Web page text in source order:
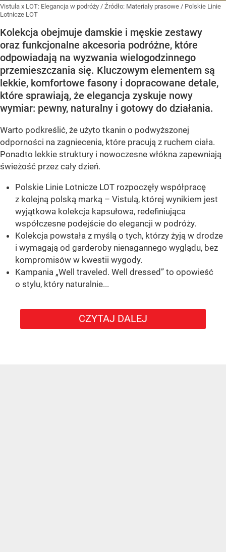
Vistula x LOT: Elegancja w podróży / Źródło: Materiały prasowe / Polskie Linie
Lotnicze LOT
Kolekcja obejmuje damskie i męskie zestawy
oraz funkcjonalne akcesoria podróżne, które
odpowiadają na wyzwania wielogodzinnego
przemieszczania się. Kluczowym elementem są
lekkie, komfortowe fasony i dopracowane detale,
które sprawiają, że elegancja zyskuje nowy
wymiar: pewny, naturalny i gotowy do działania.
Warto podkreślić, że użyto tkanin o podwyższonej
odporności na zagniecenia, które pracują z ruchem ciała.
Ponadto lekkie struktury i nowoczesne włókna zapewniają
świeżość przez cały dzień.
Polskie Linie Lotnicze LOT rozpoczęły współpracę
z kolejną polską marką – Vistulą, której wynikiem jest
wyjątkowa kolekcja kapsułowa, redefiniująca
współczesne podejście do elegancji w podróży.
Kolekcja powstała z myślą o tych, którzy żyją w drodze
i wymagają od garderoby nienagannego wyglądu, bez
kompromisów w kwestii wygody.
Kampania „Well traveled. Well dressed” to opowieść
o stylu, który naturalnie...
CZYTAJ DALEJ